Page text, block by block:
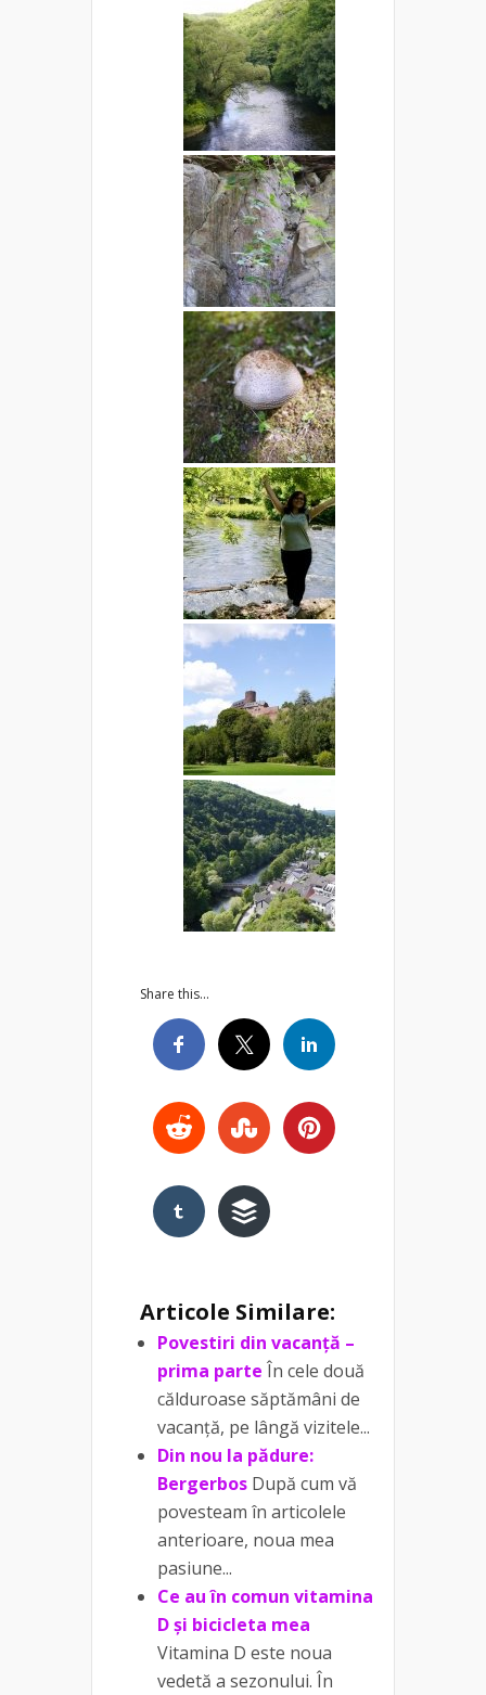
Share this...
Articole Similare:
Povestiri din vacanță –
prima parte În cele două
călduroase săptămâni de
vacanță, pe lângă vizitele...
Din nou la pădure:
Bergerbos După cum vă
povesteam în articolele
anterioare, noua mea
pasiune...
Ce au în comun vitamina
D și bicicleta mea
Vitamina D este noua
vedetă a sezonului. În